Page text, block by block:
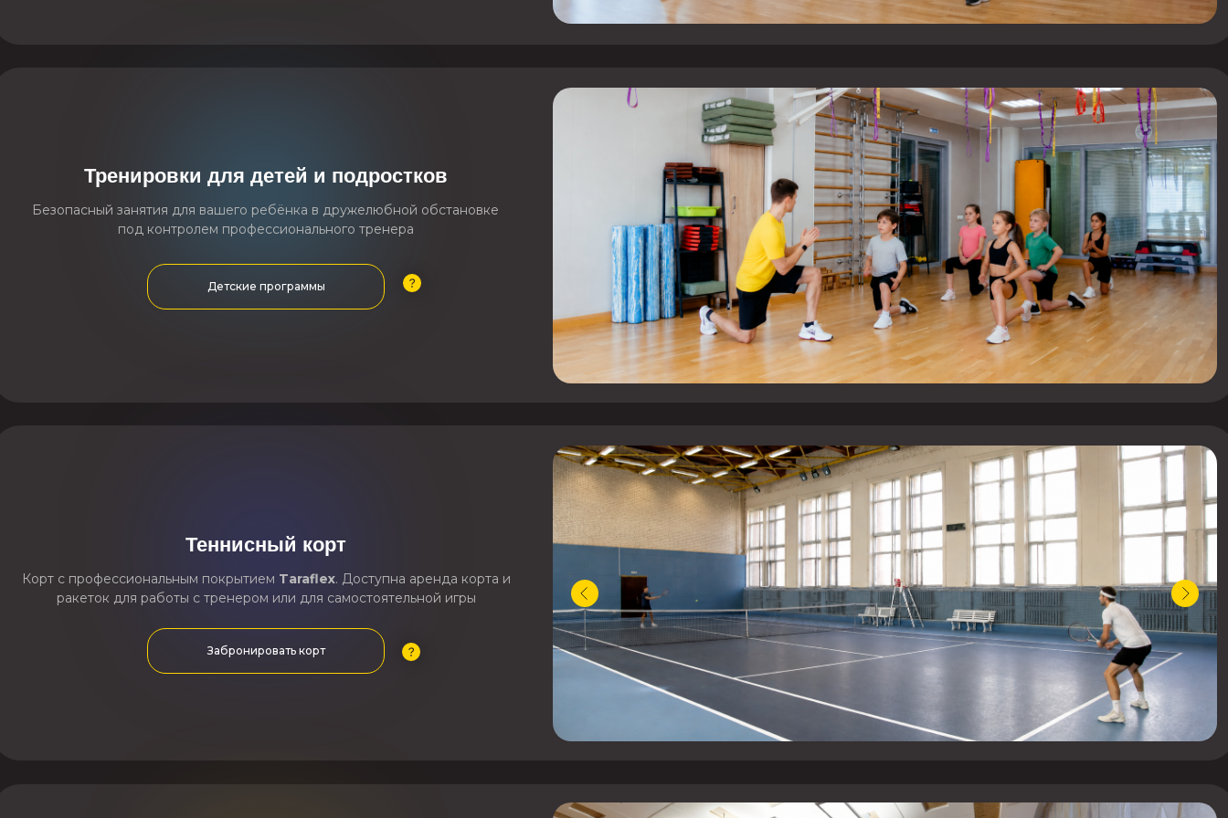
Тренировки для детей и подростков
Теннисный корт
Корт с профессиональным покрытием Taraflex. Доступна аренда корта и
ракеток для работы с тренером или для самостоятельной игры
Безопасный занятия для вашего ребёнка в дружелюбной обстановке
под контролем профессионального тренера
Детские программы
Забронировать корт